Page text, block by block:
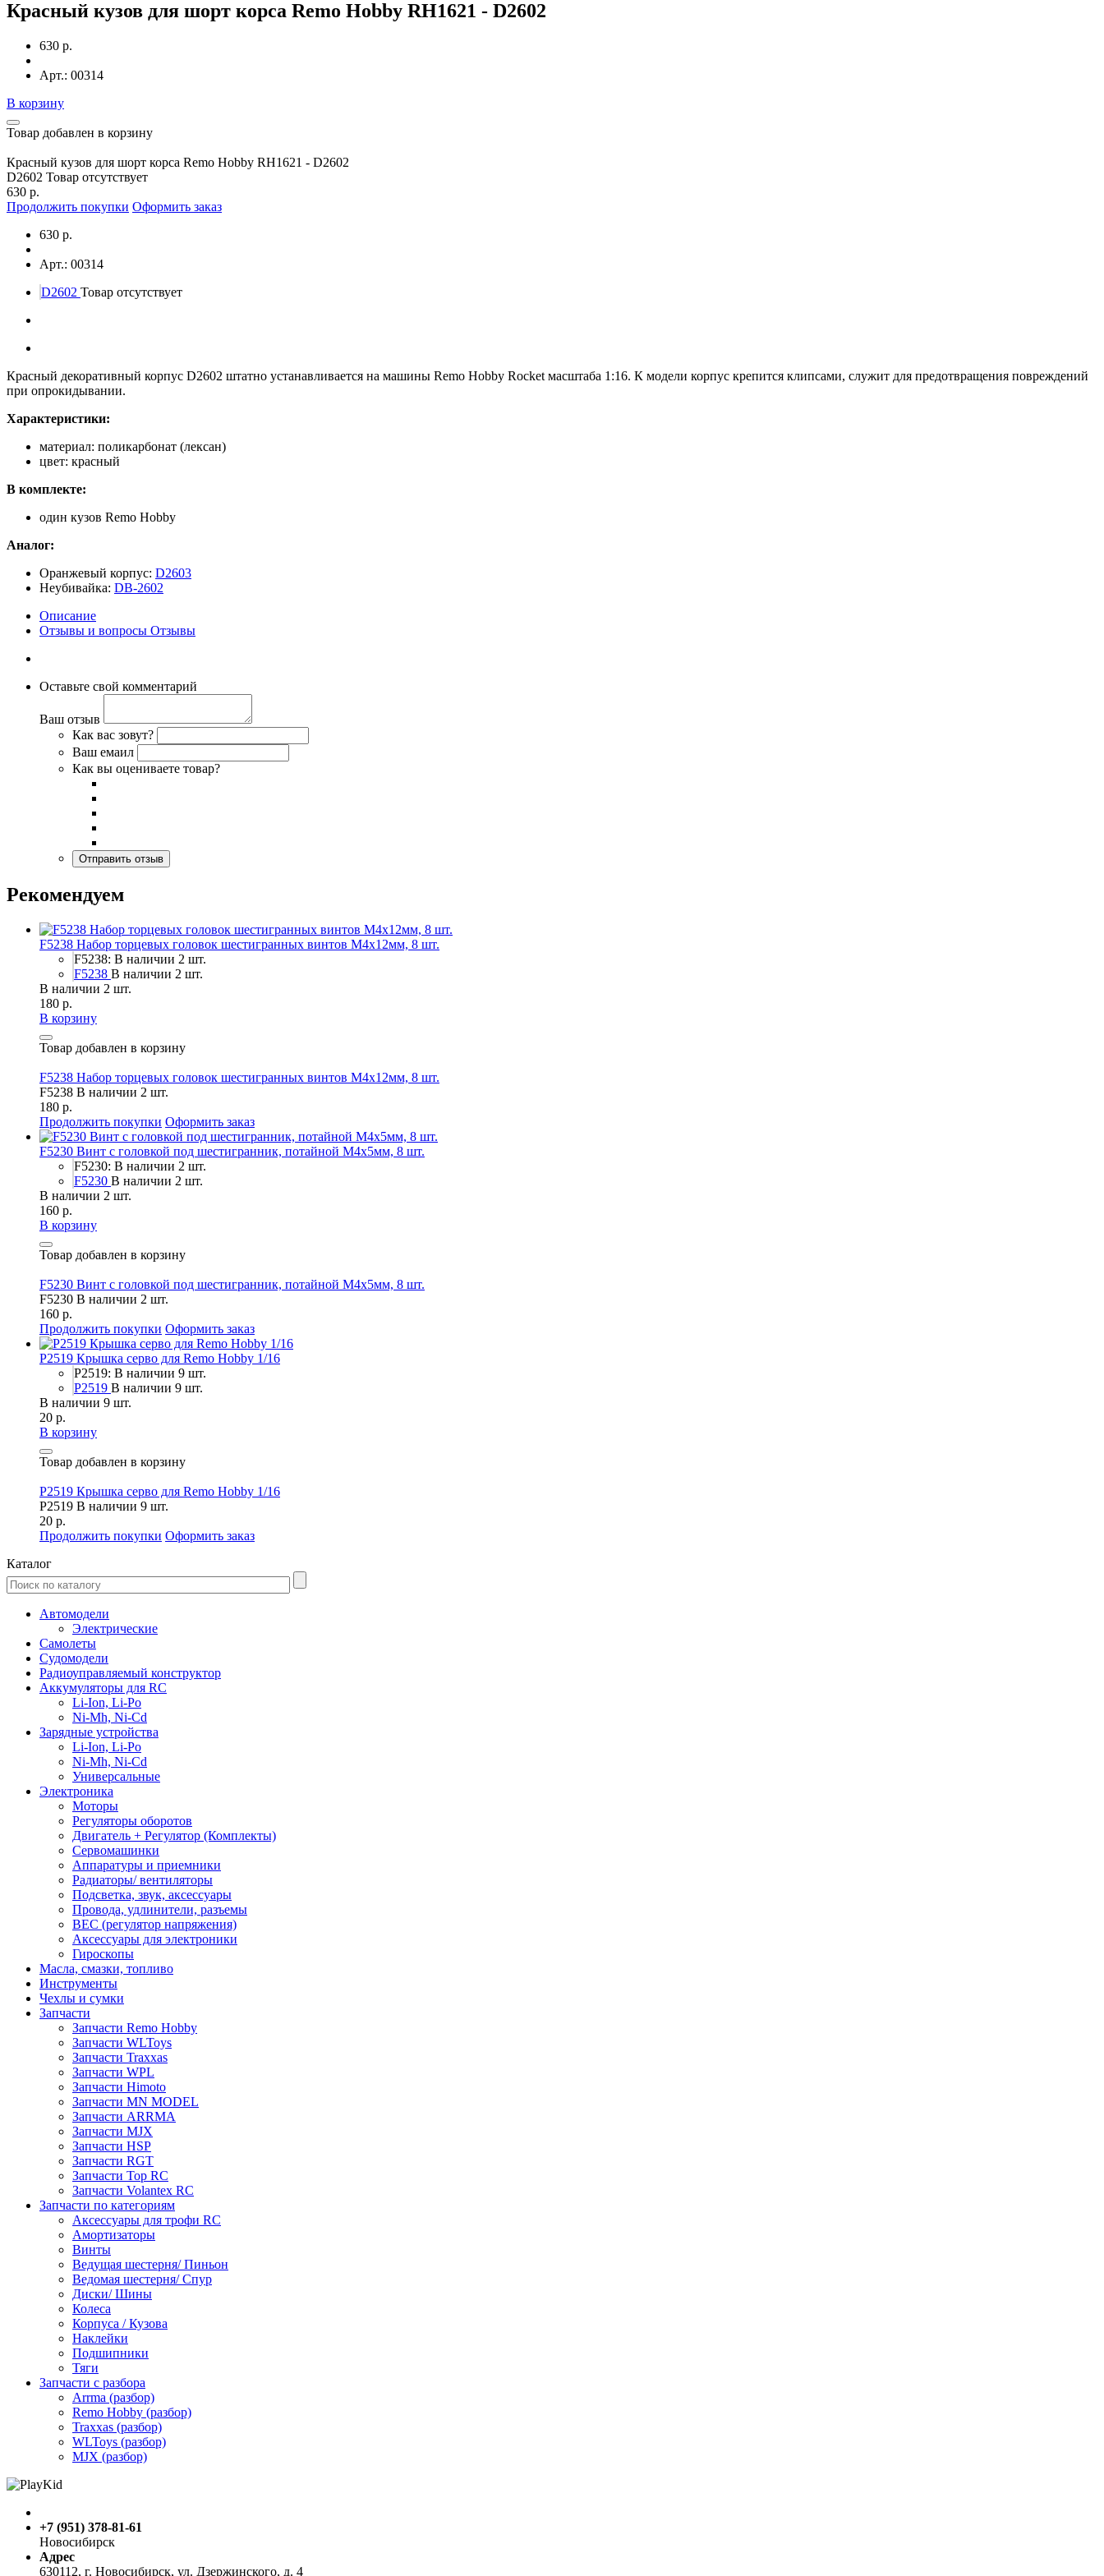
Красный кузов для шорт корса Remo Hobby RH1621 - D2602
630 р.
Арт.: 00314
В корзину
Товар добавлен в корзину
Красный кузов для шорт корса Remo Hobby RH1621 - D2602
D2602 Товар отсутствует
630 р.
Продолжить покупки Оформить заказ
630 р.
Арт.: 00314
D2602 Товар отсутствует
Красный декоративный корпус D2602 штатно устанавливается на машины Remo Hobby Rocket масштаба 1:16. К модели корпус крепится клипсами, служит для предотвращения повреждений
при опрокидывании.
Характеристики:
материал: поликарбонат (лексан)
цвет: красный
В комплекте:
один кузов Remo Hobby
Аналог:
Оранжевый корпус: D2603
Неубивайка: DB-2602
Описание
Отзывы и вопросы Отзывы
Оставьте свой комментарий
Ваш отзыв
Как вас зовут?
Ваш емаил
Как вы оцениваете товар?
Рекомендуем
F5238 Набор торцевых головок шестигранных винтов M4x12мм, 8 шт.
F5238: В наличии 2 шт.
F5238 В наличии 2 шт.
В наличии 2 шт.
180 р.
В корзину
Товар добавлен в корзину
F5238 Набор торцевых головок шестигранных винтов M4x12мм, 8 шт.
F5238 В наличии 2 шт.
180 р.
Продолжить покупки Оформить заказ
F5230 Винт с головкой под шестигранник, потайной М4х5мм, 8 шт.
F5230: В наличии 2 шт.
F5230 В наличии 2 шт.
В наличии 2 шт.
160 р.
В корзину
Товар добавлен в корзину
F5230 Винт с головкой под шестигранник, потайной М4х5мм, 8 шт.
F5230 В наличии 2 шт.
160 р.
Продолжить покупки Оформить заказ
P2519 Крышка серво для Remo Hobby 1/16
P2519: В наличии 9 шт.
P2519 В наличии 9 шт.
В наличии 9 шт.
20 р.
В корзину
Товар добавлен в корзину
P2519 Крышка серво для Remo Hobby 1/16
P2519 В наличии 9 шт.
20 р.
Продолжить покупки Оформить заказ
Каталог
Автомодели
Электрические
Самолеты
Судомодели
Радиоуправляемый конструктор
Аккумуляторы для RC
Li-Ion, Li-Po
Ni-Mh, Ni-Cd
Зарядные устройства
Li-Ion, Li-Po
Ni-Mh, Ni-Cd
Универсальные
Электроника
Моторы
Регуляторы оборотов
Двигатель + Регулятор (Комплекты)
Сервомашинки
Аппаратуры и приемники
Радиаторы/ вентиляторы
Подсветка, звук, аксессуары
Провода, удлинители, разъемы
BEC (регулятор напряжения)
Аксессуары для электроники
Гироскопы
Масла, смазки, топливо
Инструменты
Чехлы и сумки
Запчасти
Запчасти Remo Hobby
Запчасти WLToys
Запчасти Traxxas
Запчасти WPL
Запчасти Himoto
Запчасти MN MODEL
Запчасти ARRMA
Запчасти MJX
Запчасти HSP
Запчасти RGT
Запчасти Top RC
Запчасти Volantex RC
Запчасти по категориям
Аксессуары для трофи RC
Амортизаторы
Винты
Ведущая шестерня/ Пиньон
Ведомая шестерня/ Спур
Диски/ Шины
Колеса
Корпуса / Кузова
Наклейки
Подшипники
Тяги
Запчасти с разбора
Arrma (разбор)
Remo Hobby (разбор)
Traxxas (разбор)
WLToys (разбор)
MJX (разбор)
+7 (951) 378-81-61
Новосибирск
Адрес
630112, г. Новосибирск, ул. Дзержинского, д. 4